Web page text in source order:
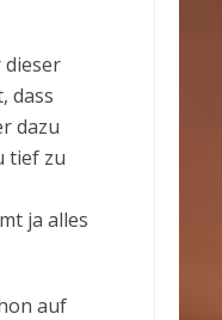
dieser
dass
dazu
tief zu
ja alles
auf